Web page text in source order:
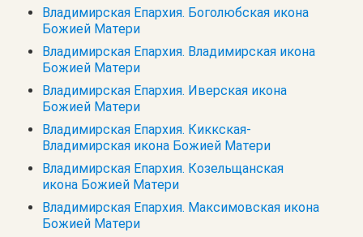
Владимирская Епархия. Боголюбская икона
Божией Матери
Владимирская Епархия. Владимирская икона
Божией Матери
Владимирская Епархия. Иверская икона
Божией Матери
Владимирская Епархия. Киккская-
Владимирская икона Божией Матери
Владимирская Епархия. Козельщанская
икона Божией Матери
Владимирская Епархия. Максимовская икона
Божией Матери